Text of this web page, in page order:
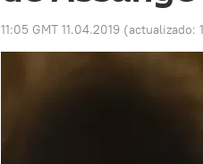
11:05 GMT 11.04.2019 (actualizado: